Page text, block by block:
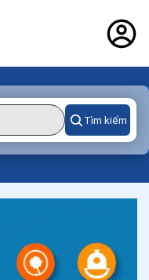
Tìm kiếm